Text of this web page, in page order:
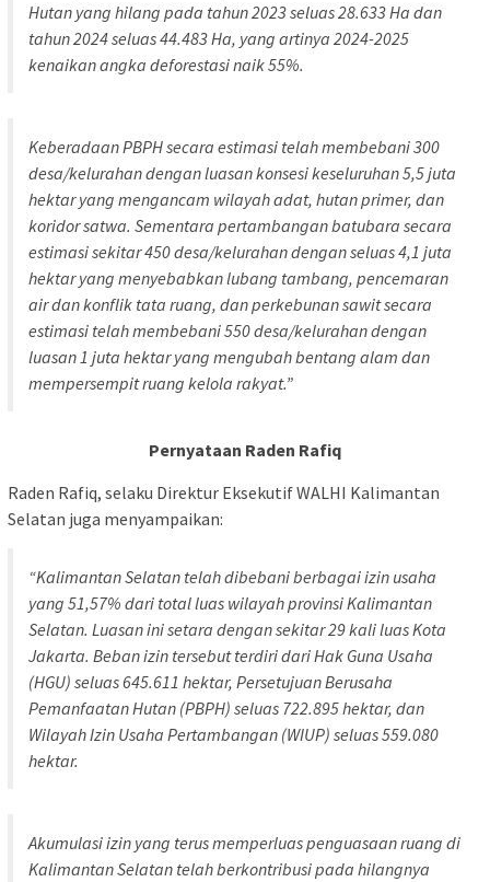
Hutan yang hilang pada tahun 2023 seluas 28.633 Ha dan
tahun 2024 seluas 44.483 Ha, yang artinya 2024-2025
kenaikan angka deforestasi naik 55%.
Keberadaan PBPH secara estimasi telah membebani 300
desa/kelurahan dengan luasan konsesi keseluruhan 5,5 juta
hektar yang mengancam wilayah adat, hutan primer, dan
koridor satwa. Sementara pertambangan batubara secara
estimasi sekitar 450 desa/kelurahan dengan seluas 4,1 juta
hektar yang menyebabkan lubang tambang, pencemaran
air dan konflik tata ruang, dan perkebunan sawit secara
estimasi telah membebani 550 desa/kelurahan dengan
luasan 1 juta hektar yang mengubah bentang alam dan
mempersempit ruang kelola rakyat.”
Pernyataan Raden Rafiq
Raden Rafiq, selaku Direktur Eksekutif WALHI Kalimantan
Selatan juga menyampaikan:
“Kalimantan Selatan telah dibebani berbagai izin usaha
yang 51,57% dari total luas wilayah provinsi Kalimantan
Selatan. Luasan ini setara dengan sekitar 29 kali luas Kota
Jakarta. Beban izin tersebut terdiri dari Hak Guna Usaha
(HGU) seluas 645.611 hektar, Persetujuan Berusaha
Pemanfaatan Hutan (PBPH) seluas 722.895 hektar, dan
Wilayah Izin Usaha Pertambangan (WIUP) seluas 559.080
hektar.
Akumulasi izin yang terus memperluas penguasaan ruang di
Kalimantan Selatan telah berkontribusi pada hilangnya